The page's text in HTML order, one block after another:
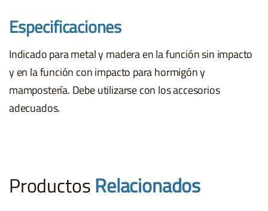
Especificaciones
Indicado para metal y madera en la función sin impacto
y en la función con impacto para hormigón y
mampostería. Debe utilizarse con los accesorios
adecuados.
ProductosRelacionados